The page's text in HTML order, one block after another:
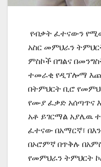
የብቃት ፈተናውን
አስር መምህራን
ምስኮች በግልና
ተመራቂ የዲፕሎማ
በትምህርት ቢሮ
የሙያ ፈቃድ አሰጣጥና
አቶ ይገርማል አያሌዉ
ፈተናው በአማርኛ፣
በኦሮምኛ በጥቅሉ
የመምህራን ትምህርት